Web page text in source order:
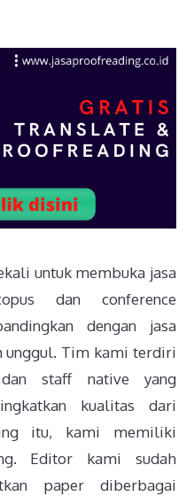
untuk membuka jasa
dan conference
dengan jasa
unggul. Tim kami terdiri
staff native yang
kualitas dari
itu, kami memiliki
Editor kami sudah
paper diberbagai